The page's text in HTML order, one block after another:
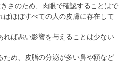
さのため、肉眼で確認することはで
ばほぼすべての人の皮膚に存在して
れば悪い影響を与えることは少ない
ため、皮脂の分泌が多い鼻や額など